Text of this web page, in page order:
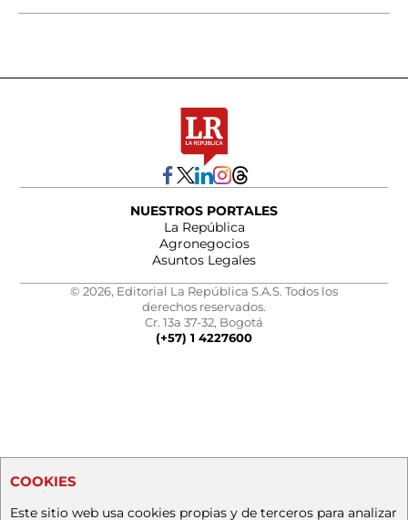
NUESTROS PORTALES
La República
Agronegocios
Asuntos Legales
© 2026, Editorial La República S.A.S. Todos los
derechos reservados.
Cr. 13a 37-32, Bogotá
(+57) 1 4227600
COOKIES
Este sitio web usa cookies propias y de terceros para analizar